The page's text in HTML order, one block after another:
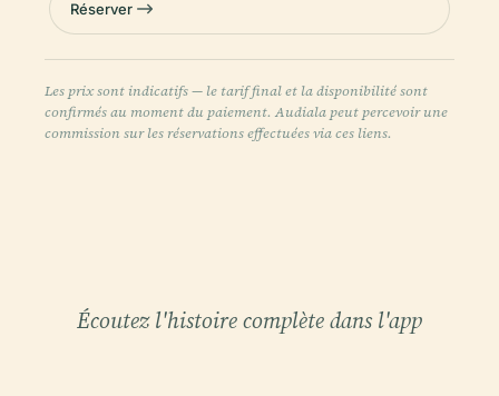
Réserver
Les prix sont indicatifs — le tarif final et la disponibilité sont
confirmés au moment du paiement. Audiala peut percevoir une
commission sur les réservations effectuées via ces liens.
Écoutez l'histoire complète dans l'app